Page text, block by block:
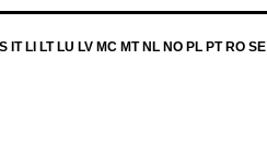
LI LT LU LV MC MT NL NO PL PT RO SE